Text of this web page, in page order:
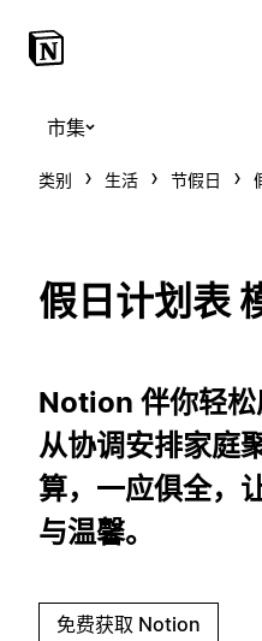
市集
类别 生活 节假日
假日计划表
Notion 伴你轻松
从协调安排家庭
算，一应俱全，
与温馨。
免费获取 Notion